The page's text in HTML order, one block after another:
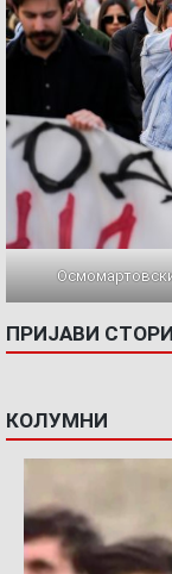
ПРИЈАВИ
КОЛУМНИ